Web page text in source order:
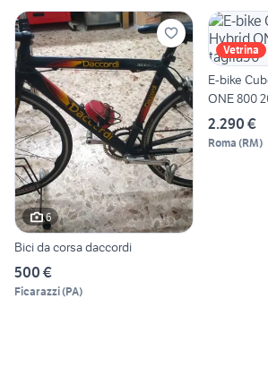
6
Bici da corsa daccordi
500 €
Ficarazzi(PA)
Vetrina
E-bike
ONE 800
2.290 €
Roma (RM)